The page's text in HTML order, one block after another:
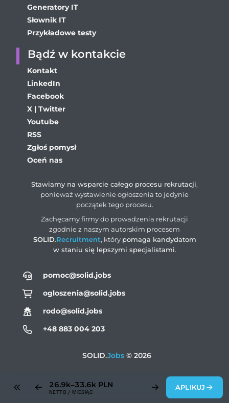
26.9k–33.6k PLN
NETTO / MIESIĄC
APLIKUJ
pomoc@solid.jobs
ogloszenia@solid.jobs
rodo@solid.jobs
+48 883 004 203
SOLID.Jobs© 2026
Generatory IT
Słownik IT
Przykładowe testy
Bądź w kontakcie
Kontakt
LinkedIn
Facebook
X | Twitter
Youtube
RSS
Zgłoś pomysł
Oceń nas
Stawiamy na wsparcie całego procesu rekrutacji,
ponieważ wystawienie ogłoszenia to jedynie
początek tego procesu.
Zachęcamy firmy do prowadzenia rekrutacji
zgodnie z naszym autorskim procesem
SOLID.Recruitment, który pomaga kandydatom
w staniu się lepszymi specjalistami.